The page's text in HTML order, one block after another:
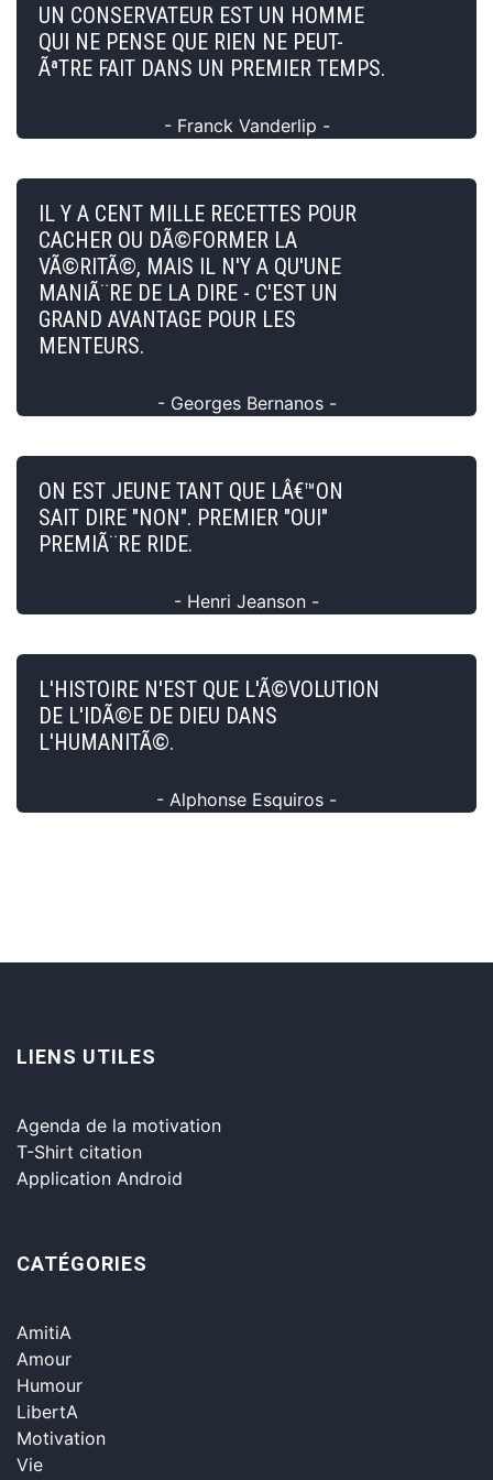
UN CONSERVATEUR EST UN HOMME
QUI NE PENSE QUE RIEN NE PEUT-
ÃªTRE FAIT DANS UN PREMIER TEMPS.
- Franck Vanderlip -
IL Y A CENT MILLE RECETTES POUR
CACHER OU DÃ©FORMER LA
VÃ©RITÃ©, MAIS IL N'Y A QU'UNE
MANIÃ¨RE DE LA DIRE - C'EST UN
GRAND AVANTAGE POUR LES
MENTEURS.
- Georges Bernanos -
ON EST JEUNE TANT QUE LÂ€™ON
SAIT DIRE "NON". PREMIER "OUI"
PREMIÃ¨RE RIDE.
- Henri Jeanson -
L'HISTOIRE N'EST QUE L'Ã©VOLUTION
DE L'IDÃ©E DE DIEU DANS
L'HUMANITÃ©.
- Alphonse Esquiros -
LIENS UTILES
Agenda de la motivation
T-Shirt citation
Application Android
CATÉGORIES
AmitiA
Amour
Humour
LibertA
Motivation
Vie